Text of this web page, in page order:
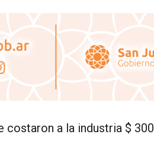
costaron a la industria $ 300